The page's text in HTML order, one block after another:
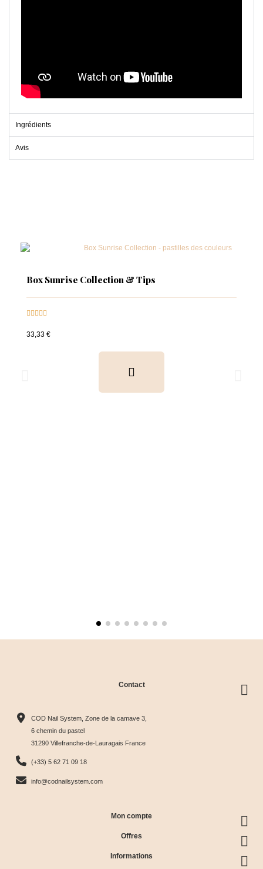
Ingrédients
Avis
Box Sunrise Collection & Tips

33,33 €
Contact
COD Nail System, Zone de la camave 3,
6 chemin du pastel
31290 Villefranche-de-Lauragais France
(+33) 5 62 71 09 18
info@codnailsystem.com
Mon compte
Offres
Informations